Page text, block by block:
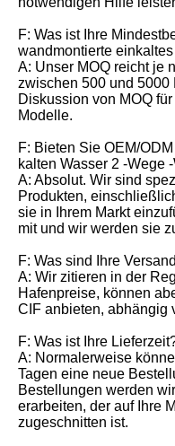
F: Was ist Ihre
wandmontierte
A: Unser MOQ reicht je
zwischen 500 und 5000
Diskussion von MOQ
Modelle.
F: Bieten Sie OEM/
kalten Wasser 2 -Wege
A: Absolut. Wir sind
Produkten,
sie in Ihrem Markt
mit und wir werden sie
F: Was sind Ihre
A: Wir zitieren in der
Hafenpreise, können
CIF anbieten, abhängig
F: Was ist Ihre
A: Normalerweise
Tagen eine neue
Bestellungen werden
erarbeiten, der auf Ihre
zugeschnitten ist.